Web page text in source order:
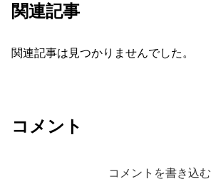
関連記事
関連記事は見つかりませんでした。
コメント
コメントを書き込む